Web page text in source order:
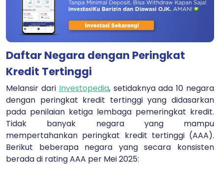
Daftar Negara dengan Peringkat
Kredit Tertinggi
Melansir dari Investopedia, setidaknya ada 10 negara
dengan peringkat kredit tertinggi yang didasarkan
pada penilaian ketiga lembaga pemeringkat kredit.
Tidak banyak negara yang mampu
mempertahankan peringkat kredit tertinggi (AAA).
Berikut beberapa negara yang secara konsisten
berada di rating AAA per Mei 2025: